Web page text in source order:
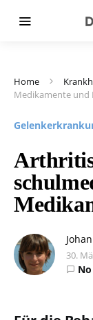
Home
Medikamente und
30.